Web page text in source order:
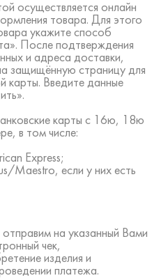
осуществляется онлайн
товара. Для этого
укажите способ
После подтверждения
и адреса доставки,
защищённую страницу для
карты. Введите данные
карты с 16ю, 18ю
в том числе:
Express;
Maestro, если у них есть
на указанный Вами
чек,
изделия и
платежа.